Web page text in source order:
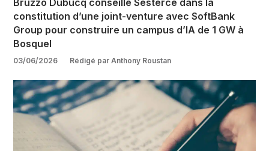
constitution d’une joint-venture avec SoftBank
Group pour construire un campus d’IA de 1 GW à
Bosquel
03/06/2026 Rédigé par Anthony Roustan